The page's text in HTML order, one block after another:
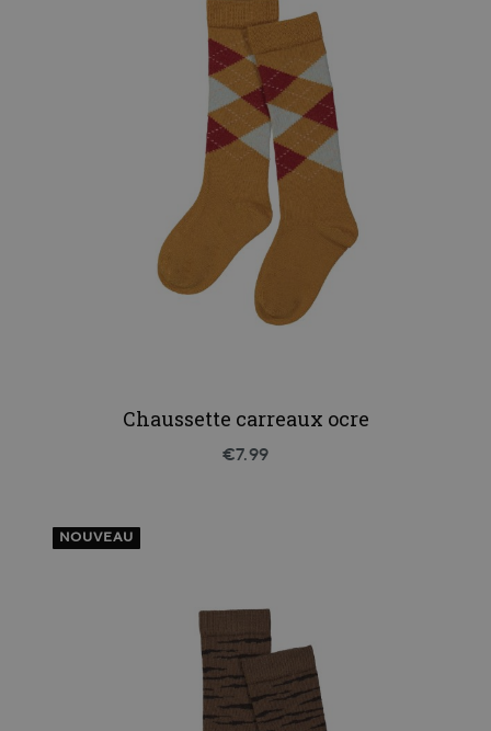
Chaussette carreaux ocre
€7.99
NOUVEAU